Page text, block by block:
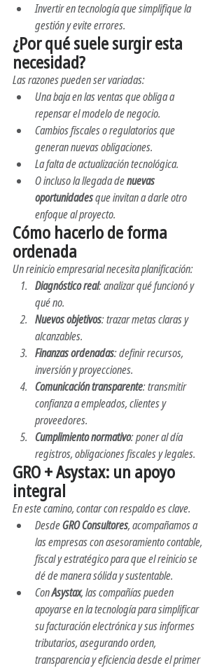
Invertir en tecnología que simplifique la
gestión y evite errores.
¿Por qué suele surgir esta
necesidad?
Las razones pueden ser variadas:
Una baja en las ventas que obliga a
repensar el modelo de negocio.
Cambios fiscales o regulatorios que
generan nuevas obligaciones.
La falta de actualización tecnológica.
O incluso la llegada de nuevas
oportunidades que invitan a darle otro
enfoque al proyecto.
Cómo hacerlo de forma
ordenada
Un reinicio empresarial necesita planificación:
Diagnóstico real: analizar qué funcionó y
qué no.
Nuevos objetivos: trazar metas claras y
alcanzables.
Finanzas ordenadas: definir recursos,
inversión y proyecciones.
Comunicación transparente: transmitir
confianza a empleados, clientes y
proveedores.
Cumplimiento normativo: poner al día
registros, obligaciones fiscales y legales.
GRO + Asystax: un apoyo
integral
En este camino, contar con respaldo es clave.
Desde GRO Consultores, acompañamos a
las empresas con asesoramiento contable,
fiscal y estratégico para que el reinicio se
dé de manera sólida y sustentable.
Con Asystax, las compañías pueden
apoyarse en la tecnología para simplificar
su facturación electrónica y sus informes
tributarios, asegurando orden,
transparencia y eficiencia desde el primer